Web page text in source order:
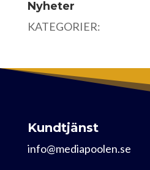
Nyheter
KATEGORIER:
Kundtjänst
info@mediapoolen.se